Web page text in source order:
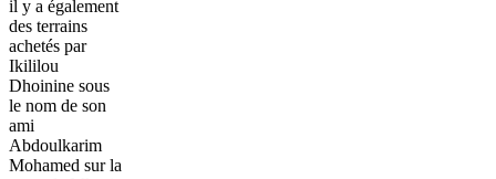
il y a également
des terrains
achetés par
Ikililou
Dhoinine sous
le nom de son
ami
Abdoulkarim
Mohamed sur la